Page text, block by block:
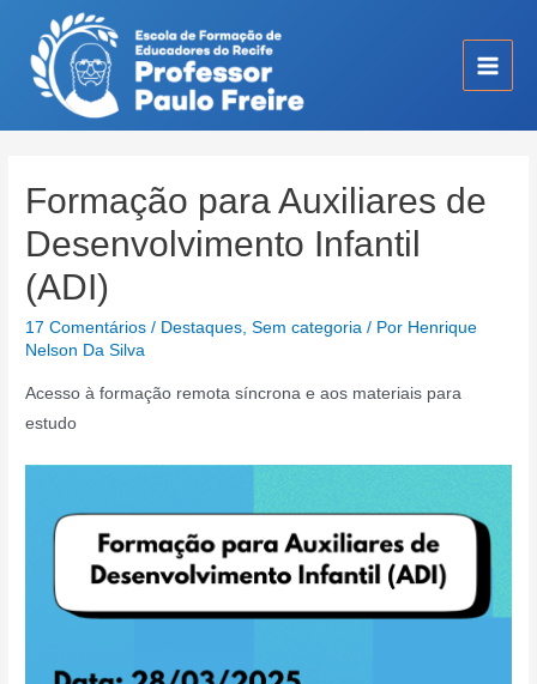
conteúdo
Main
Formação para Auxiliares de
Desenvolvimento Infantil
(ADI)
17 Comentários / Destaques,Sem categoria / Por Henrique
Nelson Da Silva
Acesso à formação remota síncrona e aos materiais para
estudo